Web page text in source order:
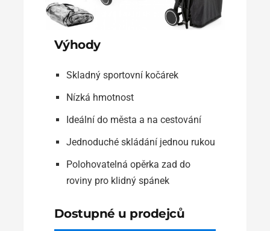
Výhody
Skladný sportovní kočárek
Nízká hmotnost
Ideální do města a na cestování
Jednoduché skládání jednou rukou
Polohovatelná opěrka zad do
roviny pro klidný spánek
Dostupné u prodejců